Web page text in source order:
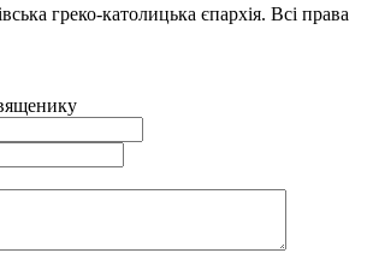
греко-католицька єпархія. Всі права